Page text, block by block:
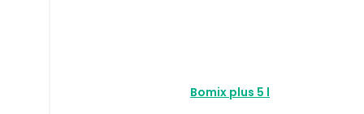
Bomix plus 5 l